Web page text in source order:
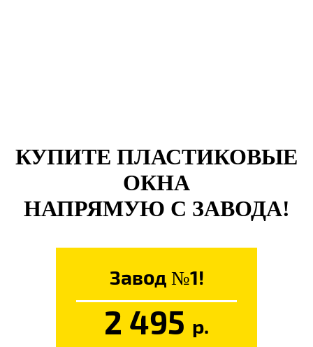
КУПИТЕ ПЛАСТИКОВЫЕ
ОКНА
НАПРЯМУЮ С ЗАВОДА!
Завод №1!
2 495 р.